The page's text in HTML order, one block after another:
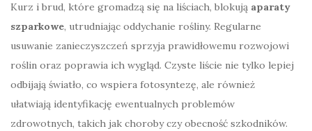
Kurz i brud, które gromadzą się na liściach, blokują aparaty
szparkowe, utrudniając oddychanie rośliny. Regularne
usuwanie zanieczyszczeń sprzyja prawidłowemu rozwojowi
roślin oraz poprawia ich wygląd. Czyste liście nie tylko lepiej
odbijają światło, co wspiera fotosyntezę, ale również
ułatwiają identyfikację ewentualnych problemów
zdrowotnych, takich jak choroby czy obecność szkodników.